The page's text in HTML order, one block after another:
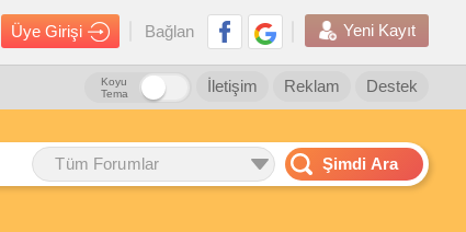
Üye Girişi Bağlan Yeni Kayıt
Destek
Reklam
İletişim
Koyu
Tema
Tüm Forumlar Şimdi Ara